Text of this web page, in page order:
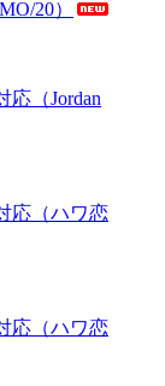
20）
応（Jordan
応（ハワ恋
応（ハワ恋